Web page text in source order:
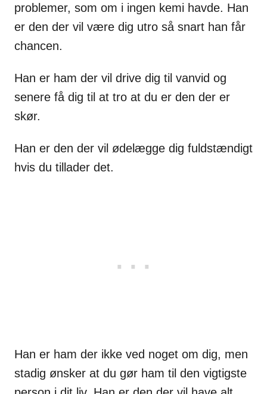
problemer, som om i ingen kemi havde. Han
er den der vil være dig utro så snart han får
chancen.
Han er ham der vil drive dig til vanvid og
senere få dig til at tro at du er den der er
skør.
Han er den der vil ødelægge dig fuldstændigt
hvis du tillader det.
Han er ham der ikke ved noget om dig, men
stadig ønsker at du gør ham til den vigtigste